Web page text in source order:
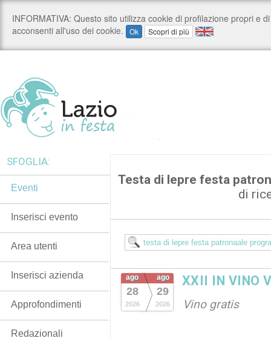
Testa di lepre festa
di
ago
28
2026
ago
29
2026
XXII IN VINO
Vino gratis
SFOGLIA:
Eventi
Inserisci evento
Area utenti
Inserisci azienda
Approfondimenti
Redazionali